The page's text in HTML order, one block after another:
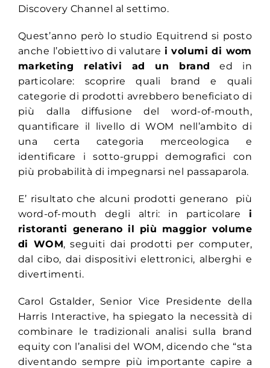
Discovery Channel al settimo.
Quest’anno però lo studio Equitrend si posto
anche l’obiettivo di valutare i volumi di wom
marketing relativi ad un brand ed in
particolare: scoprire quali brand e quali
categorie di prodotti avrebbero beneficiato di
più dalla diffusione del word-of-mouth,
quantificare il livello di WOM nell’ambito di
una certa categoria merceologica e
identificare i sotto-gruppi demografici con
più probabilità di impegnarsi nel passaparola.
E’ risultato che alcuni prodotti generano più
word-of-mouth degli altri: in particolare i
ristoranti generano il più maggior volume
di WOM, seguiti dai prodotti per computer,
dal cibo, dai dispositivi elettronici, alberghi e
divertimenti.
Carol Gstalder, Senior Vice Presidente della
Harris Interactive, ha spiegato la necessità di
combinare le tradizionali analisi sulla brand
equity con l’analisi del WOM, dicendo che “sta
diventando sempre più importante capire a